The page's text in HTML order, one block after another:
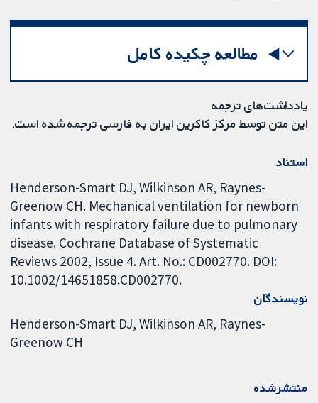
مطالعه چکیده کامل
یادداشت‌های ترجمه
این متن توسط مرکز کاکرین ایران به فارسی ترجمه شده است.
استناد
Henderson-Smart DJ, Wilkinson AR, Raynes-
Greenow CH. Mechanical ventilation for newborn
infants with respiratory failure due to pulmonary
disease. Cochrane Database of Systematic
Reviews 2002, Issue 4. Art. No.: CD002770. DOI:
10.1002/14651858.CD002770.
نویسندگان
Henderson-Smart DJ Wilkinson AR Raynes-
Greenow CH
منتشرشده